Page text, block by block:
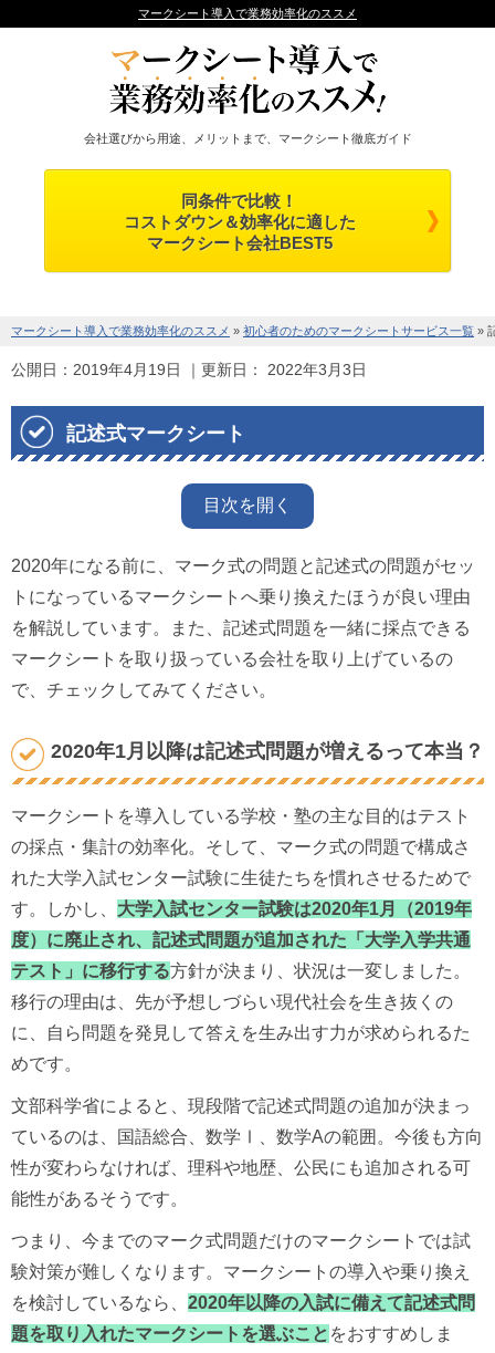
マークシート導入で業務効率化のススメ
会社選びから用途、メリットまで、マークシート徹底ガイド
同条件で比較！
コストダウン＆効率化に適した
マークシート会社BEST5
マークシート導入で業務効率化のススメ » 初心者のためのマークシートサービス一覧 »
公開日： 2019年4月19日 ｜更新日： 2022年3月3日
記述式マークシート
目次を開く
2020年になる前に、マーク式の問題と記述式の問題がセッ
トになっているマークシートへ乗り換えたほうが良い理由
を解説しています。また、記述式問題を一緒に採点できる
マークシートを取り扱っている会社を取り上げているの
で、チェックしてみてください。
2020年1月以降は記述式問題が増えるって本当？
マークシートを導入している学校・塾の主な目的はテスト
の採点・集計の効率化。そして、マーク式の問題で構成さ
れた大学入試センター試験に生徒たちを慣れさせるためで
す。しかし、 大学入試センター試験は2020年1月（2019年
度）に廃止され、記述式問題が追加された「大学入学共通
テスト」に移行する方針が決まり、状況は一変しました。
移行の理由は、先が予想しづらい現代社会を生き抜くの
に、自ら問題を発見して答えを生み出す力が求められるた
めです。
文部科学省によると、現段階で記述式問題の追加が決まっ
ているのは、国語総合、数学Ⅰ、数学Aの範囲。今後も方向
性が変わらなければ、理科や地歴、公民にも追加される可
能性があるそうです。
つまり、今までのマーク式問題だけのマークシートでは試
験対策が難しくなります。マークシートの導入や乗り換え
を検討しているなら、 2020年以降の入試に備えて記述式問
題を取り入れたマークシートを選ぶこと をおすすめしま